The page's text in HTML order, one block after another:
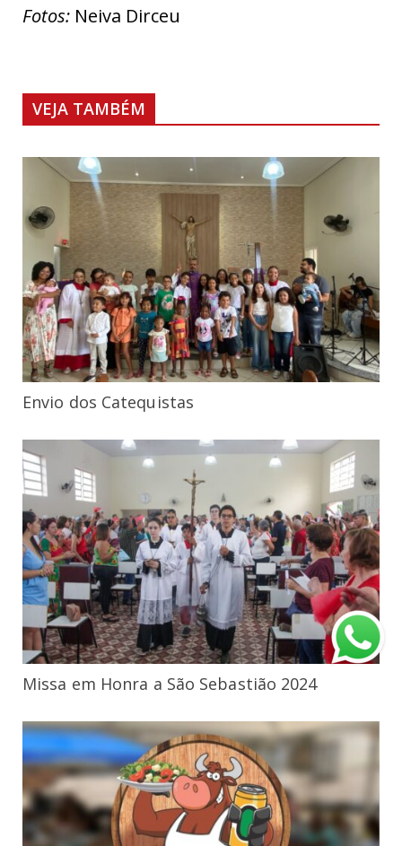
Fotos: Neiva Dirceu
VEJA TAMBÉM
Envio dos Catequistas
Missa em Honra a São Sebastião 2024